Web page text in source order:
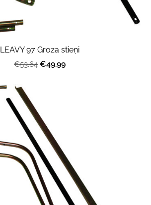
LEAVY 97 Groza stieņi
€53.64 €49.99